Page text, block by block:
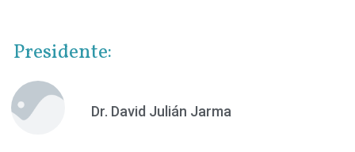
Presidente:
Dr. David Julián Jarma